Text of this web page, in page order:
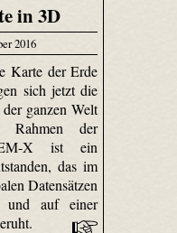
in 3D
2016
Karte der Erde
sich jetzt die
ganzen Welt
der
X ist ein
das im
Datensätzen
und auf einer